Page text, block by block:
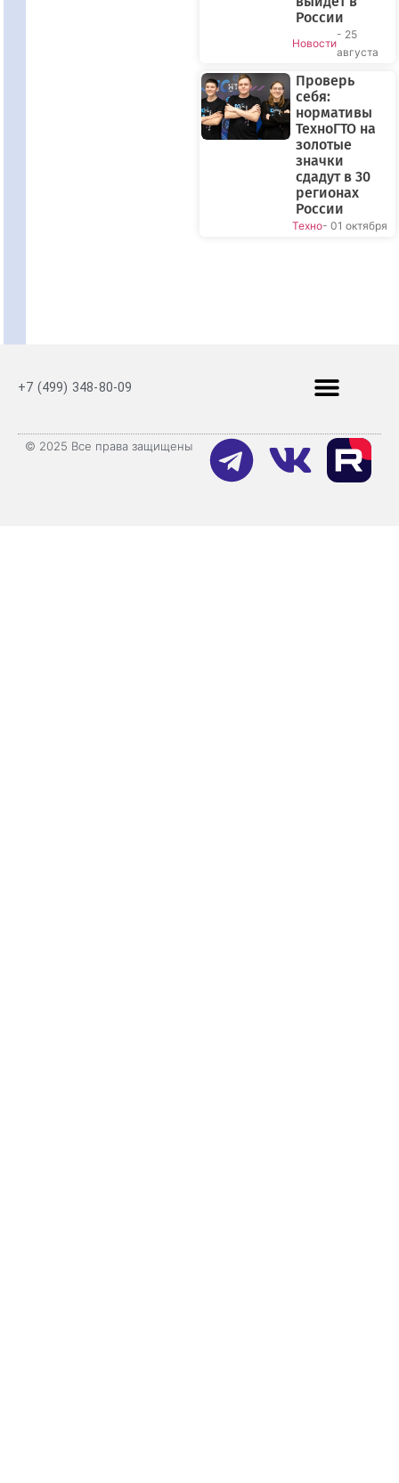
России
Новости
- 25
августа
Проверь
себя:
нормативы
ТехноГТО на
золотые
значки
сдадут в 30
регионах
России
Техно- 01 октября
+7 (499) 348-80-09
© 2025 Все права защищены